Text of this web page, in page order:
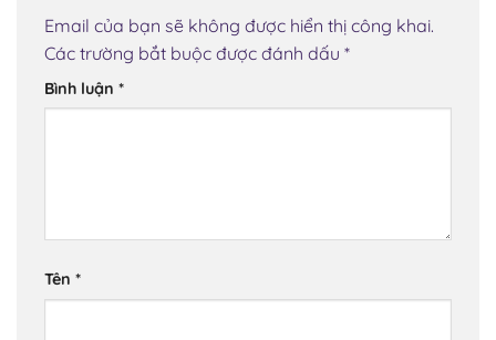
Email của bạn sẽ không được hiển thị công khai.
Các trường bắt buộc được đánh dấu *
Bình luận *
Tên *